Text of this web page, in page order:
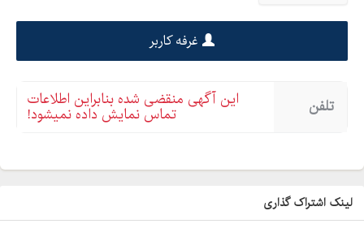
غرفه کاربر
تلفن این آگهی منقضی شده بنابراین اطلاعات
تماس نمایش داده نمیشود!
لینک اشتراک گذاری